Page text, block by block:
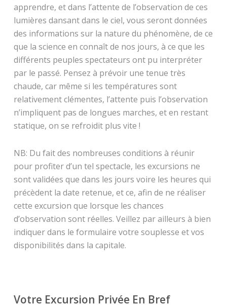
apprendre, et dans l’attente de l’observation de ces
lumières dansant dans le ciel, vous seront données
des informations sur la nature du phénomène, de ce
que la science en connaît de nos jours, à ce que les
différents peuples spectateurs ont pu interpréter
par le passé. Pensez à prévoir une tenue très
chaude, car même si les températures sont
relativement clémentes, l’attente puis l’observation
n’impliquent pas de longues marches, et en restant
statique, on se refroidit plus vite !
NB: Du fait des nombreuses conditions à réunir
pour profiter d’un tel spectacle, les excursions ne
sont validées que dans les jours voire les heures qui
précèdent la date retenue, et ce, afin de ne réaliser
cette excursion que lorsque les chances
d’observation sont réelles. Veillez par ailleurs à bien
indiquer dans le formulaire votre souplesse et vos
disponibilités dans la capitale.
Votre Excursion Privée En Bref